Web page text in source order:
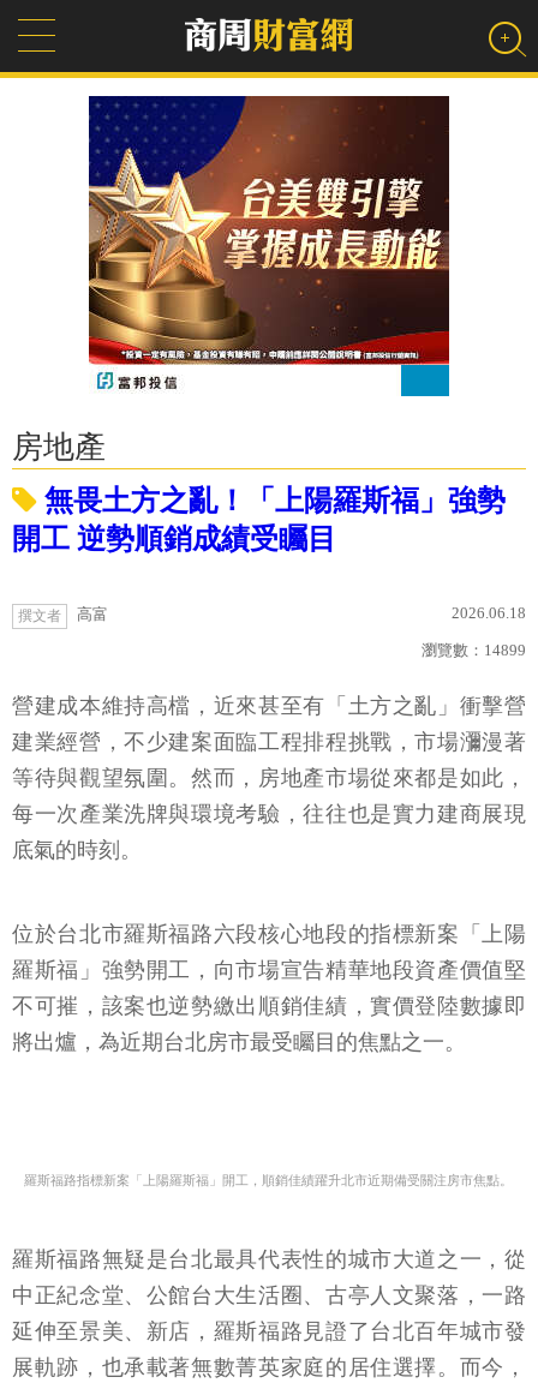
房地產
無畏土方之亂！「上陽羅斯福」強勢
開工 逆勢順銷成績受矚目
撰文者 高富 2026.06.18
瀏覽數： 14899
營建成本維持高檔，近來甚至有「土方之亂」衝擊營
建業經營，不少建案面臨工程排程挑戰，市場瀰漫著
等待與觀望氛圍。然而，房地產市場從來都是如此，
每一次產業洗牌與環境考驗，往往也是實力建商展現
底氣的時刻。
位於台北市羅斯福路六段核心地段的指標新案「上陽
羅斯福」強勢開工，向市場宣告精華地段資產價值堅
不可摧，該案也逆勢繳出順銷佳績，實價登陸數據即
將出爐，為近期台北房市最受矚目的焦點之一。
羅斯福路指標新案「上陽羅斯福」開工，順銷佳績躍升北市近期備受關注房市焦點。
羅斯福路無疑是台北最具代表性的城市大道之一，從
中正紀念堂、公館台大生活圈、古亭人文聚落，一路
延伸至景美、新店，羅斯福路見證了台北百年城市發
展軌跡，也承載著無數菁英家庭的居住選擇。而今，